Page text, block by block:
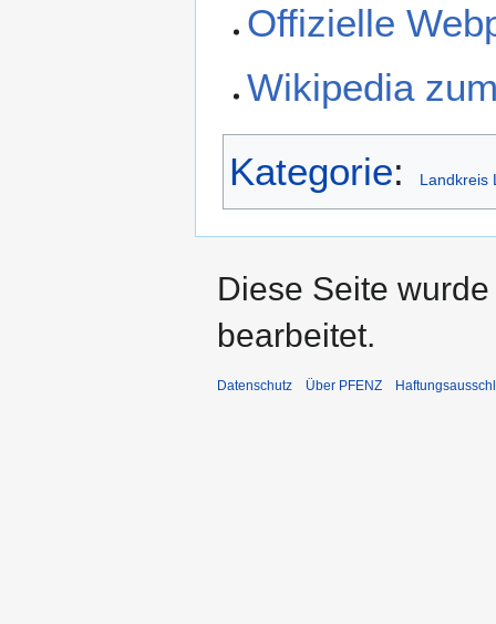
Offizielle
Wikipedia
Kategorie: Landkreis
Diese Seite
bearbeitet.
Datenschutz Über PFENZ